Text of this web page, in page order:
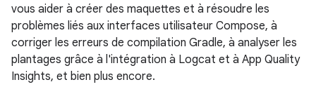
vous aider à créer des maquettes et à résoudre les
problèmes liés aux interfaces utilisateur Compose, à
corriger les erreurs de compilation Gradle, à analyser les
plantages grâce à l'intégration à Logcat et à App Quality
Insights, et bien plus encore.